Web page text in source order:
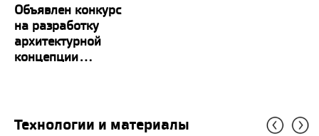
Объявлен конкурс
на разработку
архитектурной
концепции...
Технологии и материалы